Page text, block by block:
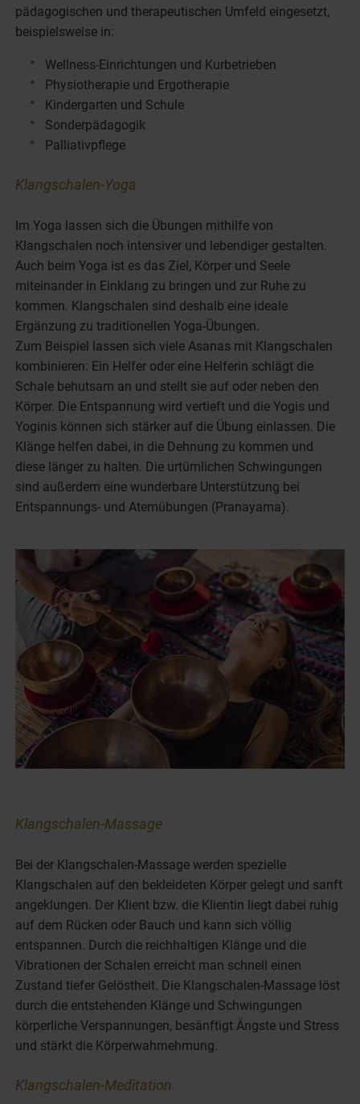
pädagogischen und therapeutischen Umfeld eingesetzt,
beispielsweise in:
Wellness-Einrichtungen und Kurbetrieben
Physiotherapie und Ergotherapie
Kindergarten und Schule
Sonderpädagogik
Palliativpflege
Klangschalen-Yoga
Im Yoga lassen sich die Übungen mithilfe von
Klangschalen noch intensiver und lebendiger gestalten.
Auch beim Yoga ist es das Ziel, Körper und Seele
miteinander in Einklang zu bringen und zur Ruhe zu
kommen. Klangschalen sind deshalb eine ideale
Ergänzung zu traditionellen Yoga-Übungen.
Zum Beispiel lassen sich viele Asanas mit Klangschalen
kombinieren: Ein Helfer oder eine Helferin schlägt die
Schale behutsam an und stellt sie auf oder neben den
Körper. Die Entspannung wird vertieft und die Yogis und
Yoginis können sich stärker auf die Übung einlassen. Die
Klänge helfen dabei, in die Dehnung zu kommen und
diese länger zu halten. Die urtümlichen Schwingungen
sind außerdem eine wunderbare Unterstützung bei
Entspannungs- und Atemübungen (Pranayama).
Klangschalen-Massage
Bei der Klangschalen-Massage werden spezielle
Klangschalen auf den bekleideten Körper gelegt und sanft
angeklungen. Der Klient bzw. die Klientin liegt dabei ruhig
auf dem Rücken oder Bauch und kann sich völlig
entspannen. Durch die reichhaltigen Klänge und die
Vibrationen der Schalen erreicht man schnell einen
Zustand tiefer Gelöstheit. Die Klangschalen-Massage löst
durch die entstehenden Klänge und Schwingungen
körperliche Verspannungen, besänftigt Ängste und Stress
und stärkt die Körperwahrnehmung.
Klangschalen-Meditation